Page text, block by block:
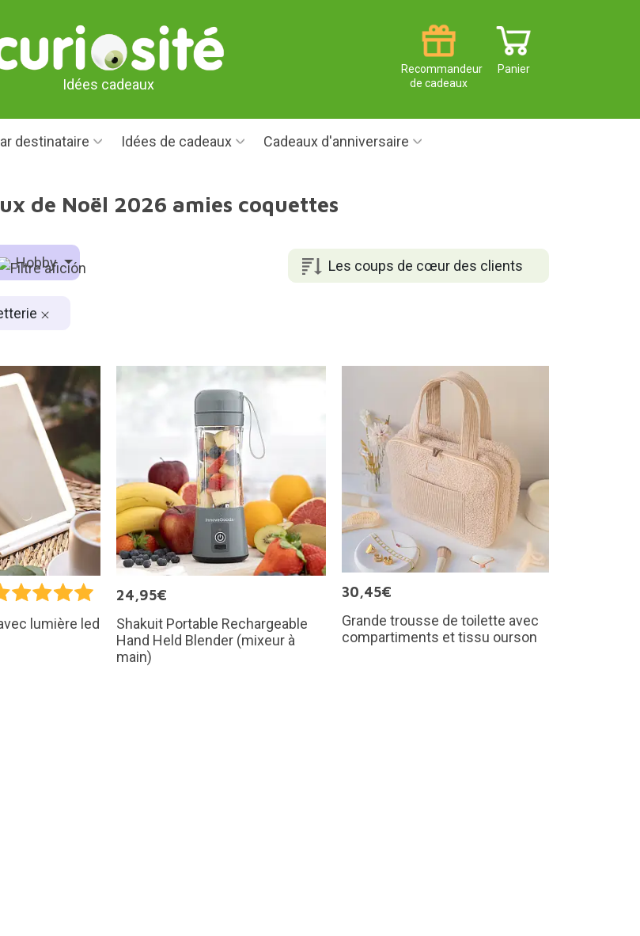
Idées cadeaux
Panier
Recommandeur
de cadeaux
destinataire Idées de cadeaux Cadeaux d'anniversaire
de Noël 2026 amies coquettes
Les coups de cœur des clients
Hobby
lumière led
24,95€
Shakuit Portable Rechargeable
Hand Held Blender (mixeur à
main)
30,45€
Grande trousse de toilette avec
compartiments et tissu ourson